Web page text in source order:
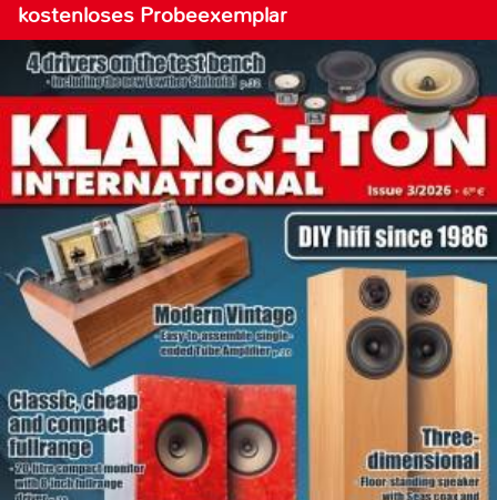
kostenloses Probeexemplar